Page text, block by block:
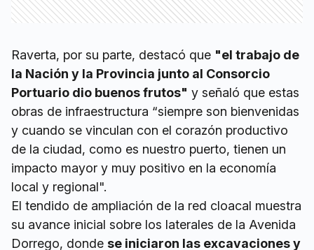
Raverta, por su parte, destacó que "el trabajo de
la Nación y la Provincia junto al Consorcio
Portuario dio buenos frutos" y señaló que estas
obras de infraestructura “siempre son bienvenidas
y cuando se vinculan con el corazón productivo
de la ciudad, como es nuestro puerto, tienen un
impacto mayor y muy positivo en la economía
local y regional".
El tendido de ampliación de la red cloacal muestra
su avance inicial sobre los laterales de la Avenida
Dorrego, donde se iniciaron las excavaciones y